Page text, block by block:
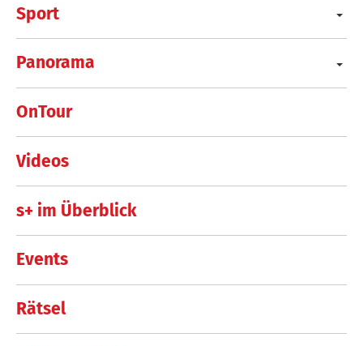
Sport
Panorama
OnTour
Videos
s+ im Überblick
Events
Rätsel